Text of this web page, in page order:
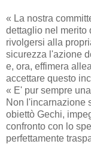
« La nostra
dettaglio nel merito
rivolgersi alla
sicurezza l'azione
e, ora, effimera
accettare questo
« E' pur sempre
Non l'incarnazione
obiettò Gechi,
confronto con lo
perfettamente